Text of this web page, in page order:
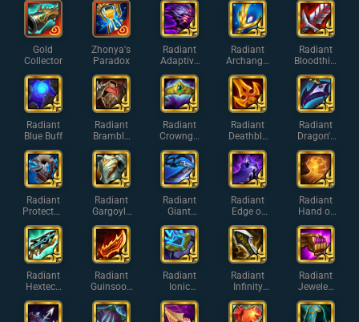
Gold
Collector
Zhonya's
Paradox
Radiant
Adaptive
Helm
Radiant
Archangel
's Staff
Radiant
Bloodthirs
ter
Radiant
Blue Buff
Radiant
Bramble
Vest
Radiant
Crowngu
ard
Radiant
Deathbla
de
Radiant
Dragon's
Claw
Radiant
Protector'
s Vow
Radiant
Gargoyle
Stoneplat
e
Radiant
Giant
Slayer
Radiant
Edge of
Night
Radiant
Hand of
Justice
Radiant
Hextech
Gunblade
Radiant
Guinsoo's
Rageblad
e
Radiant
Ionic
Spark
Radiant
Infinity
Edge
Radiant
Jeweled
Gauntlet